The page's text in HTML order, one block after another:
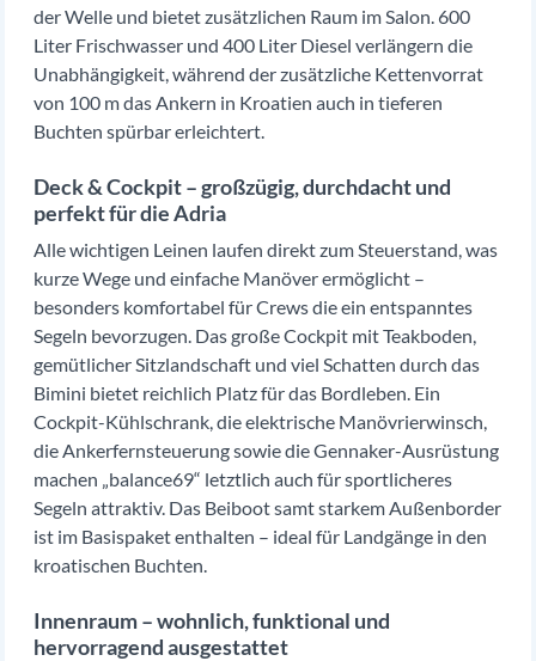
der Welle und bietet zusätzlichen Raum im Salon. 600
Liter Frischwasser und 400 Liter Diesel verlängern die
Unabhängigkeit, während der zusätzliche Kettenvorrat
von 100 m das Ankern in Kroatien auch in tieferen
Buchten spürbar erleichtert.
Deck & Cockpit – großzügig, durchdacht und
perfekt für die Adria
Alle wichtigen Leinen laufen direkt zum Steuerstand, was
kurze Wege und einfache Manöver ermöglicht –
besonders komfortabel für Crews die ein entspanntes
Segeln bevorzugen. Das große Cockpit mit Teakboden,
gemütlicher Sitzlandschaft und viel Schatten durch das
Bimini bietet reichlich Platz für das Bordleben. Ein
Cockpit-Kühlschrank, die elektrische Manövrierwinsch,
die Ankerfernsteuerung sowie die Gennaker-Ausrüstung
machen „balance69“ letztlich auch für sportlicheres
Segeln attraktiv. Das Beiboot samt starkem Außenborder
ist im Basispaket enthalten – ideal für Landgänge in den
kroatischen Buchten.
Innenraum – wohnlich, funktional und
hervorragend ausgestattet